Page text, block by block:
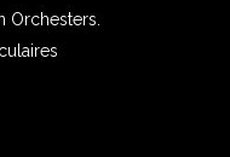
Orchesters.